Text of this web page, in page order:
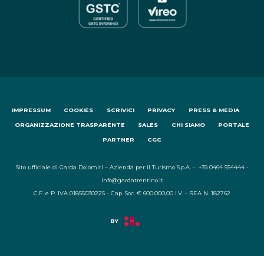
IMPRESSUM COOKIES SCRIVICI PRIVACY PRESS & MEDIA
ORGANIZZAZIONE TRASPARENTE SALES CHI SIAMO PORTALE
PARTNER CGC
Sito ufficiale di Garda Dolomiti – Azienda per il Turismo S.p.A. - +39 0464 554444 -
info@gardatrentino.it
C.F. e P. IVA 01855030225 - Cap. Soc. € 600.000,00 I.V. - REA N. 182762